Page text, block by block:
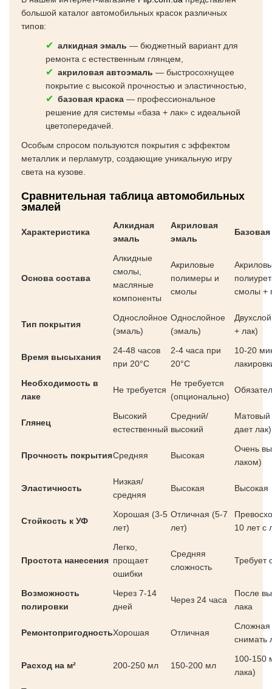
большой каталог автомобильных красок различных
типов:
алкидная эмаль — бюджетный вариант для
ремонта с естественным глянцем,
акриловая автоэмаль — быстросохнущее
покрытие с высокой прочностью и эластичностью,
базовая краска — профессиональное
решение для системы «база + лак» с идеальной
цветопередачей.
Особым спросом пользуются покрытия с эффектом
металлик и перламутр, создающие уникальную игру
света на кузове.
Сравнительная таблица автомобильных
эмалей
Характеристика
Алкидная
эмаль
Акриловая
эмаль
Базовая
Основа состава
Алкидные
смолы,
масляные
компоненты
Акриловые
полимеры и
смолы
смолы +
Тип покрытия
Однослойное
(эмаль)
Однослойное
(эмаль)
+ лак)
Время высыхания
24-48 часов
при 20°C
2-4 часа при
20°C
10-20
Необходимость в
лаке
Не требуется
Не требуется
(опционально)
Глянец
Высокий
естественный
Средний/
высокий
Матовый
дает лак)
Прочность покрытияСредняя Высокая
Очень
лаком)
Эластичность
Низкая/
средняя
Высокая Высокая
Стойкость к УФ
Хорошая (3-5
лет)
Отличная (5-7
лет)
10 лет с
Простота нанесения
Легко,
прощает
ошибки
Средняя
сложность
Требует
Возможность
полировки
Через 7-14
дней
Через 24 часа
После
лака
РемонтопригодностьХорошая Отличная
Сложная
снимать
Расход на м² 200-250 мл 150-200 мл
100-150
лака)